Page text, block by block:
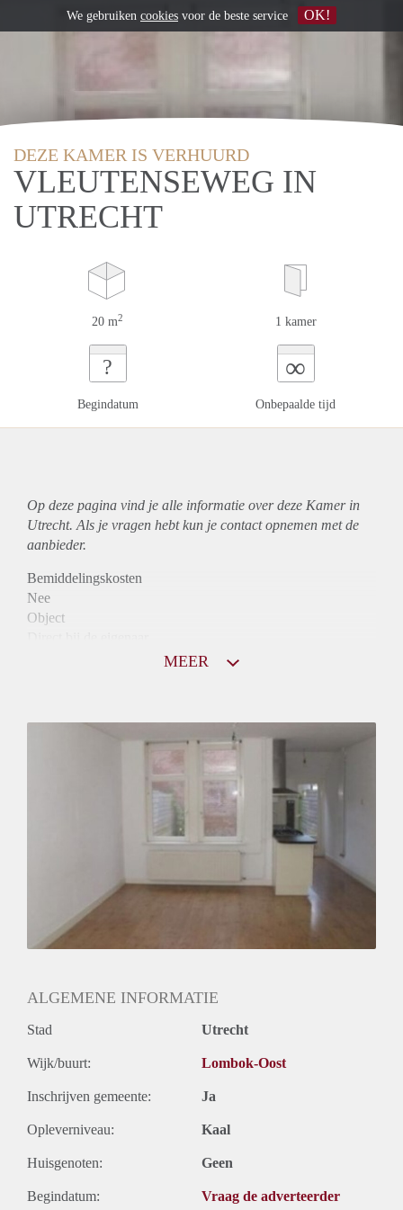
DEZE KAMER IS VERHUURD
VLEUTENSEWEG IN
UTRECHT
20 m2 1 kamer
?
Begindatum
∞
Onbepaalde tijd
Op deze pagina vind je alle informatie over deze Kamer in
Utrecht. Als je vragen hebt kun je contact opnemen met de
aanbieder.
Bemiddelingskosten
Nee
Object
2,9 X Maandhuur Bruto
MEER
ALGEMENE INFORMATIE
Stad Utrecht
Wijk/buurt: Lombok-Oost
Inschrijven gemeente: Ja
Opleverniveau: Kaal
Huisgenoten: Geen
Begindatum: Vraag de adverteerder
We gebruiken cookies voor de beste service OK!